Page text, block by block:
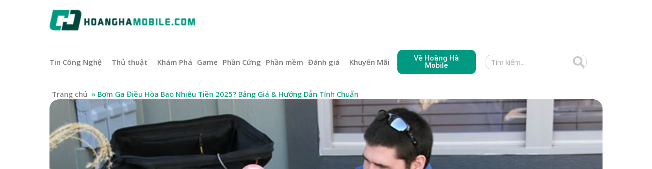
Tin Công Nghệ Thủ thuật Khám Phá Game Phần Cứng Phần mềm Đánh giá Khuyến Mãi
Về Hoàng Hà
Mobile
Trang chủ » Bơm Ga Điều Hòa Bao Nhiêu Tiền 2025? Bảng Giá & Hướng Dẫn Tính Chuẩn